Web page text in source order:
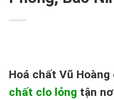
Hoá chất Vũ
chất clo lỏng tận